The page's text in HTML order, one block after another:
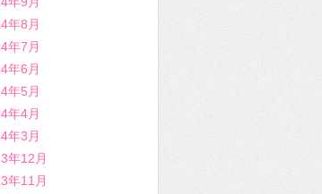
年8月
年7月
年6月
年5月
年4月
年3月
年12月
年11月